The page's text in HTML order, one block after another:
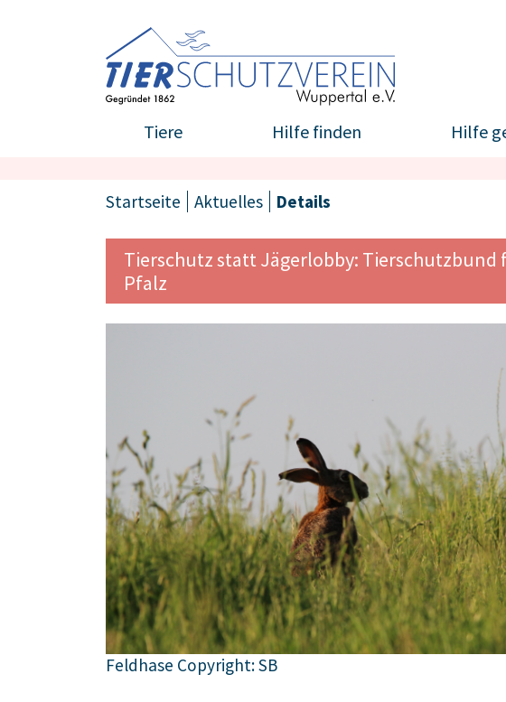
Tiere Hilfe finden Hilfe
Startseite Aktuelles Details
Tierschutz statt Jägerlobby: Tierschutzbund
Pfalz
Feldhase Copyright: SB